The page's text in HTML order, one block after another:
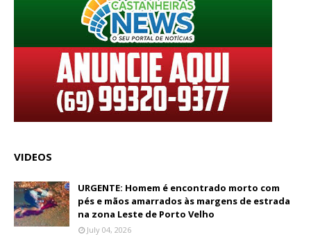
VIDEOS
URGENTE: Homem é encontrado morto com
pés e mãos amarrados às margens de estrada
na zona Leste de Porto Velho
July 04, 2026